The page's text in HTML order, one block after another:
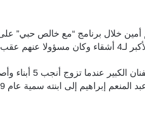
خلال برنامج “مع خالص حبي” على
عقب وفاة والده.
وأضافت أن